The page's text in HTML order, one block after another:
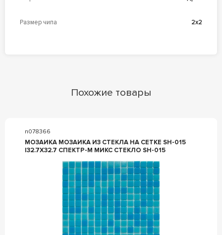
Размер чипа 2x2
Похожие товары
n078366
МОЗАИКА МОЗАИКА ИЗ СТЕКЛА НА СЕТКЕ SH-015
|32.7X32.7 СПЕКТР-М МИКС СТЕКЛО SH-015